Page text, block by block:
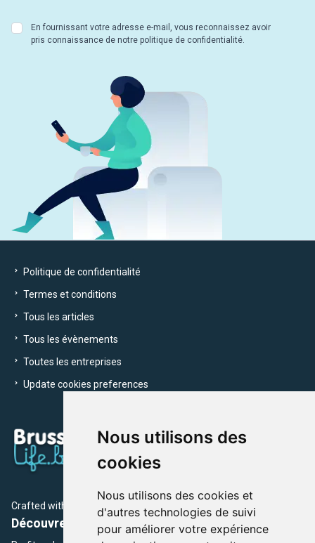
Nous utilisons des
cookies
Nous utilisons des cookies et
d'autres technologies de suivi
pour améliorer votre expérience
En fournissant votre adresse e-mail, vous reconnaissez avoir
pris connaissance de notre politique de confidentialité.
Politique de confidentialité
Termes et conditions
Tous les articles
Tous les évènements
Toutes les entreprises
Update cookies preferences
Crafted with by Brusselslife Team
Découvrez plus de 12 000 adresses et événements